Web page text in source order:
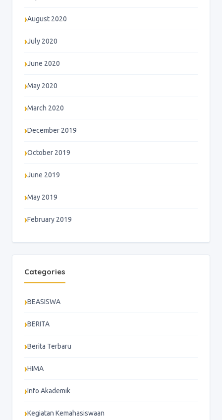
August 2020
July 2020
June 2020
May 2020
March 2020
December 2019
October 2019
June 2019
May 2019
February 2019
Categories
BEASISWA
BERITA
Berita Terbaru
HIMA
Info Akademik
Kegiatan Kemahasiswaan